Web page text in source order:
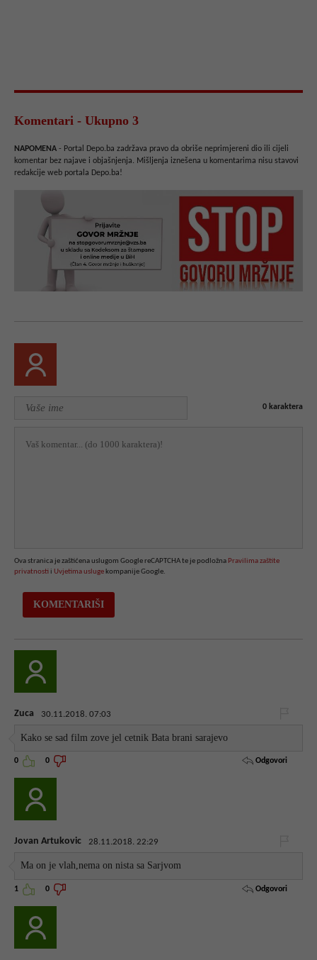
Komentari - Ukupno 3
NAPOMENA - Portal Depo.ba zadržava pravo da obriše neprimjereni dio ili cijeli
komentar bez najave i objašnjenja. Mišljenja iznešena u komentarima nisu stavovi
redakcije web portala Depo.ba!
0 karaktera
Ova stranica je zaštićena uslugom Google reCAPTCHA te je podložna Pravilima zaštite
privatnosti i Uvjetima usluge kompanije Google.
Zuca 30.11.2018. 07:03
Kako se sad film zove jel cetnik Bata brani sarajevo
0 0 Odgovori
Jovan Artukovic 28.11.2018. 22:29
Ma on je vlah,nema on nista sa Sarjvom
1 0 Odgovori